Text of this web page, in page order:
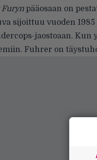
Furynpääosaan on
sijoittuu vuoden
jaostoaan. Kun
Fuhrer on